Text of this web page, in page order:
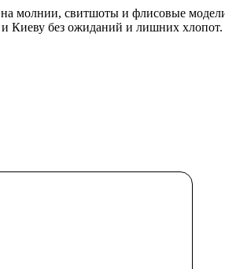
молнии, свитшоты и флисовые
Киеву без ожиданий и лишних хлопот.